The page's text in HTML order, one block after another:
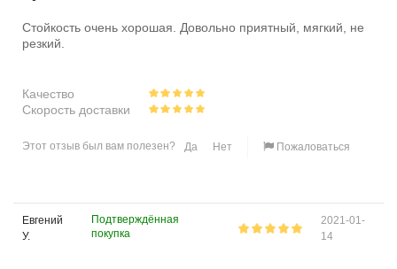
Стойкость очень хорошая. Довольно приятный, мягкий, не
резкий.
Качество
Скорость доставки
Этот отзыв был вам полезен? Да Нет Пожаловаться
Евгений
У.
Подтверждённая
покупка
2021-01-
14